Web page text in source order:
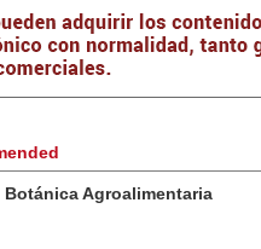
Agroalimentaria